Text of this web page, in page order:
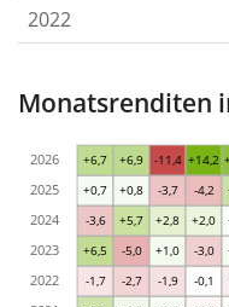
2022
Monatsrenditen
-1,7 -2,7 -1,9 -0,1
+6,5 -5,0 +1,0 -3,0
-3,6 +5,7 +2,8 +2,0
+0,7 +0,8 -3,7 -4,2
+6,7 +6,9 -11,4 +14,2
2022
2023
2024
2025
2026